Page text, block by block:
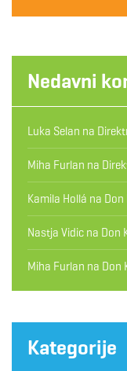
Nedavni
Luka Selan na
Miha Furlan na
Kamila Hollá na
Nastja Vidic na Don
Miha Furlan na Don
Kategorije